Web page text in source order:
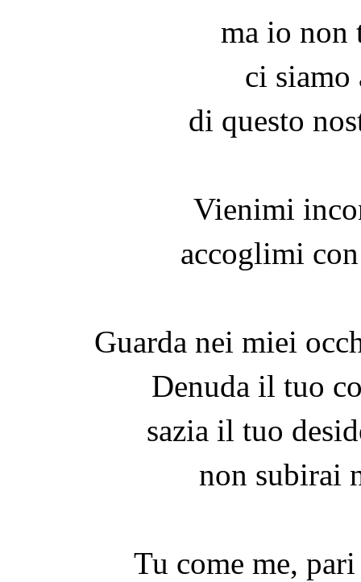
ma io non
ci
di questo
Vienimi
accoglimi
Guarda nei miei
Denuda il tuo
sazia il tuo
non subirai
Tu come me,